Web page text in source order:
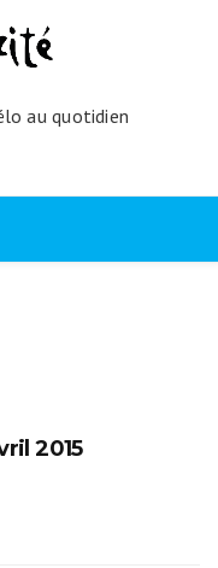
au quotidien
2015